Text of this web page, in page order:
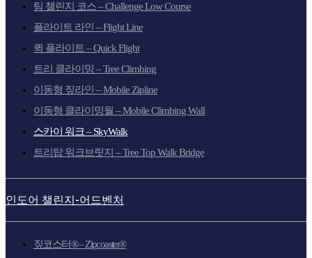
팀 챌린지 코스 – Challenge Low Course
플라이트 라인 – Flight Line
퀵 플라이트 – Quick Flight
트리 클라이밍 – Tree Climbing
이동형 짚라인 – Mobile Zipline
이동형 클라이밍월 – Mobile Climbing Wall
스카이 워크 – SkyWalk
트리탑 워크브릿지 – Tree Top Walk Bridge
인도어 챌린지-어드벤처
짚코스터® – Zipcoaster®